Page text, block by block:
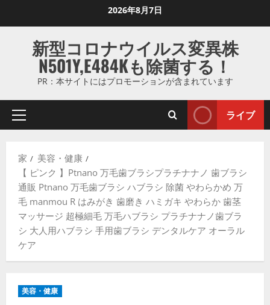
ス
ッ
2026年8月7日
新型コロナウイルス変異株
N501Y,E484Kも除菌する！
PR：本サイトにはプロモーションが含まれています
プ
マ
リ
メ
ニ
ュ
ー
ライブ
家
美容・健康
【 ピンク 】Ptnano 万毛歯ブラシプラチナナノ 歯ブラシ
通販 Ptnano 万毛歯ブラシ ハブラシ 除菌 やわらかめ 万
毛 manmou R はみがき 歯磨き ハミガキ やわらか 歯茎
マッサージ 超極細毛 万毛ハブラシ プラチナナノ歯ブラ
シ 大人用ハブラシ 手用歯ブラシ デンタルケア オーラル
ケア
美容・健康